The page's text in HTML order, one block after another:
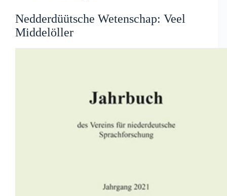
Nedderdüütsche Wetenschap: Veel
Middelöller